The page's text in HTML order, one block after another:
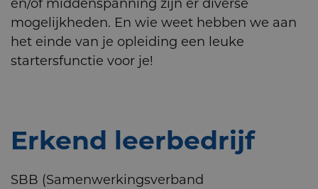
en/of middenspanning zijn er diverse
mogelijkheden. En wie weet hebben we aan
het einde van je opleiding een leuke
startersfunctie voor je!
Erkend leerbedrijf
SBB (Samenwerkingsverband